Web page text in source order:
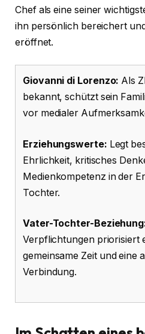
Chef als eine seiner
ihn persönlich bereichert
eröffnet.
Giovanni di Lorenzo: Als
bekannt, schützt sein
vor medialer
Erziehungswerte: Legt
Ehrlichkeit, kritisches
Medienkompetenz in der
Tochter.
Vater-Tochter-
Verpflichtungen priorisiert
gemeinsame Zeit und eine
Verbindung.